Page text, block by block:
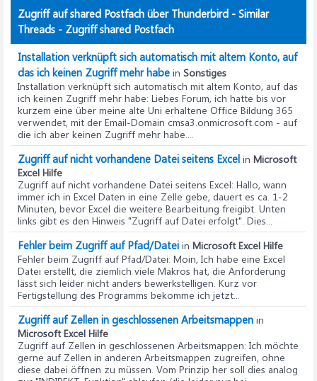
Zugriff auf shared Postfach über Thunderbird - Similar
Threads - Zugriff shared Postfach
Installation verknüpft sich automatisch mit altem Konto, auf
das ich keinen Zugriff mehr habe in Sonstiges
Installation verknüpft sich automatisch mit altem Konto, auf das
ich keinen Zugriff mehr habe: Liebes Forum, ich hatte bis vor
kurzem eine über meine alte Uni erhaltene Office Bildung 365
verwendet, mit der Email-Domain cmsa3.onmicrosoft.com - auf
die ich aber keinen Zugriff mehr habe....
Zugriff auf nicht vorhandene Datei seitens Excel in Microsoft
Excel Hilfe
Zugriff auf nicht vorhandene Datei seitens Excel: Hallo, wann
immer ich in Excel Daten in eine Zelle gebe, dauert es ca. 1-2
Minuten, bevor Excel die weitere Bearbeitung freigibt. Unten
links gibt es den Hinweis "Zugriff auf Datei erfolgt". Dies...
Fehler beim Zugriff auf Pfad/Datei in Microsoft Excel Hilfe
Fehler beim Zugriff auf Pfad/Datei: Moin, Ich habe eine Excel
Datei erstellt, die ziemlich viele Makros hat, die Anforderung
lässt sich leider nicht anders bewerkstelligen. Kurz vor
Fertigstellung des Programms bekomme ich jetzt...
Zugriff auf Zellen in geschlossenen Arbeitsmappen in
Microsoft Excel Hilfe
Zugriff auf Zellen in geschlossenen Arbeitsmappen: Ich möchte
gerne auf Zellen in anderen Arbeitsmappen zugreifen, ohne
diese dabei öffnen zu müssen. Vom Prinzip her soll dies analog